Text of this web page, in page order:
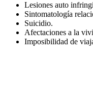
Lesiones auto
Sintomatología
Suicidio.
Afectaciones a la
Imposibilidad de